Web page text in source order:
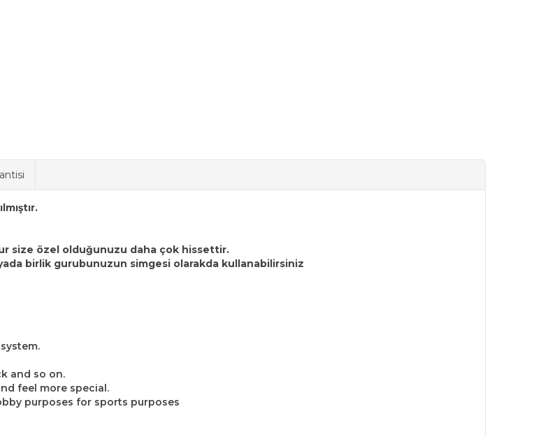
size özel olduğunuzu daha çok hissettir.
birlik gurubunuzun simgesi olarakda kullanabilirsiniz
and so on.
feel more special.
purposes for sports purposes